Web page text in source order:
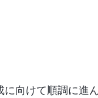
向けて順調に進